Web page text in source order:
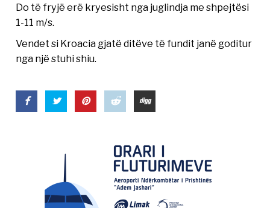
Do të fryjë erë kryesisht nga juglindja me shpejtësi
1-11 m/s.
Vendet si Kroacia gjatë ditëve të fundit janë goditur
nga një stuhi shiu.